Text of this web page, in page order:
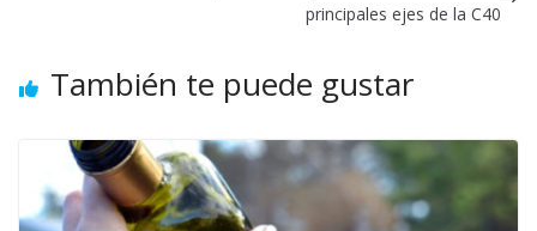
principales ejes de la C40
También te puede gustar